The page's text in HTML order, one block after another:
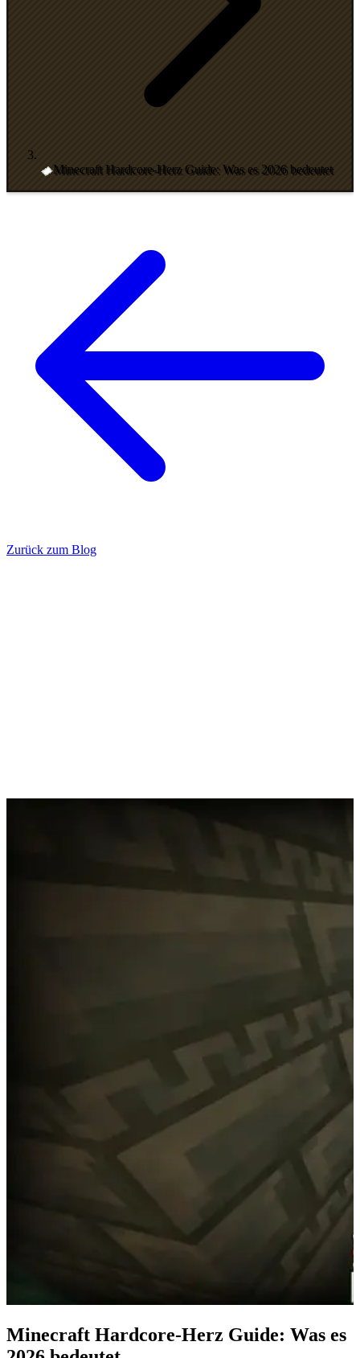
Minecraft Hardcore-Herz Guide: Was es 2026 bedeutet
Zurück zum Blog
Minecraft Hardcore-Herz Guide: Was es